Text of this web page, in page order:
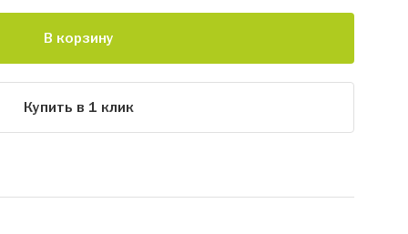
В корзину
Купить в 1 клик